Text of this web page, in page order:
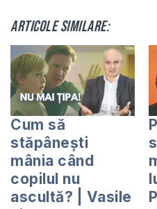
Articole similare:
Cum să
stăpânești
mânia când
copilul nu
ascultă? | Vasile